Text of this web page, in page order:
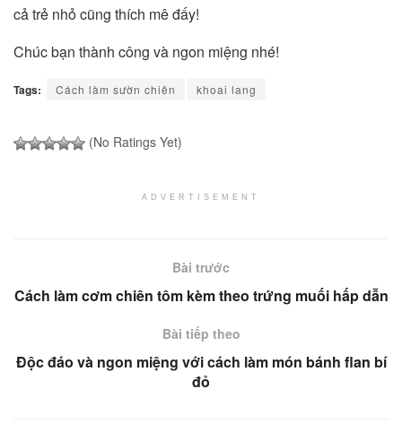
cả trẻ nhỏ cũng thích mê đấy!
Chúc bạn thành công và ngon miệng nhé!
Tags: Cách làm sườn chiên khoai lang
(No Ratings Yet)
ADVERTISEMENT
Bài trước
Cách làm cơm chiên tôm kèm theo trứng muối hấp dẫn
Bài tiếp theo
Độc đáo và ngon miệng với cách làm món bánh flan bí
đỏ